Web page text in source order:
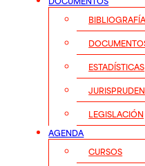
ESTADÍSTICAS
LEGISLACIÓN
AGENDA
CURSOS